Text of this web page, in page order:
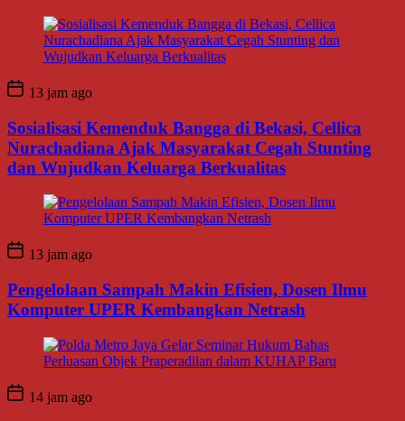
13 jam ago
Sosialisasi Kemenduk Bangga di Bekasi, Cellica
Nurachadiana Ajak Masyarakat Cegah Stunting
dan Wujudkan Keluarga Berkualitas
13 jam ago
Pengelolaan Sampah Makin Efisien, Dosen Ilmu
Komputer UPER Kembangkan Netrash
14 jam ago